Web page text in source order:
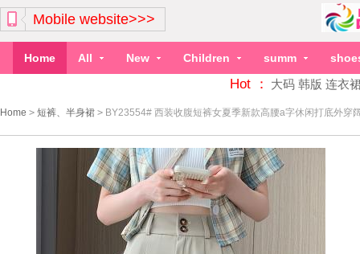
Mobile website>>>
Home All New Children summ
Hot ： 大码 韩版 连衣
Home > 短裤、半身裙 > BY23554# 西装收腹短裤女夏季新款高腰a字休闲打底外穿